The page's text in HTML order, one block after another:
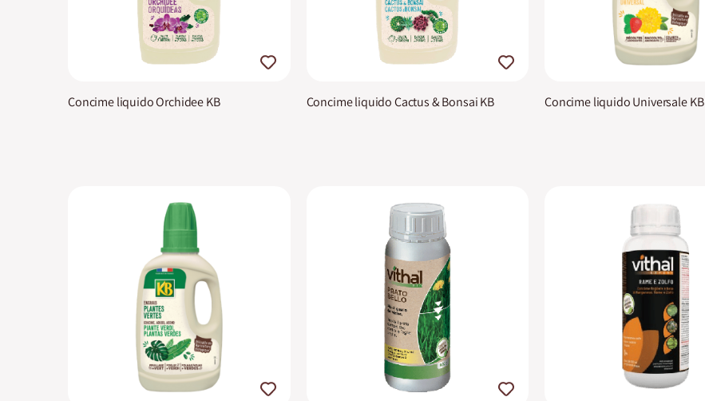
Concime liquido Orchidee KB Concime liquido Cactus & Bonsai KB Concime liquido Universale KB